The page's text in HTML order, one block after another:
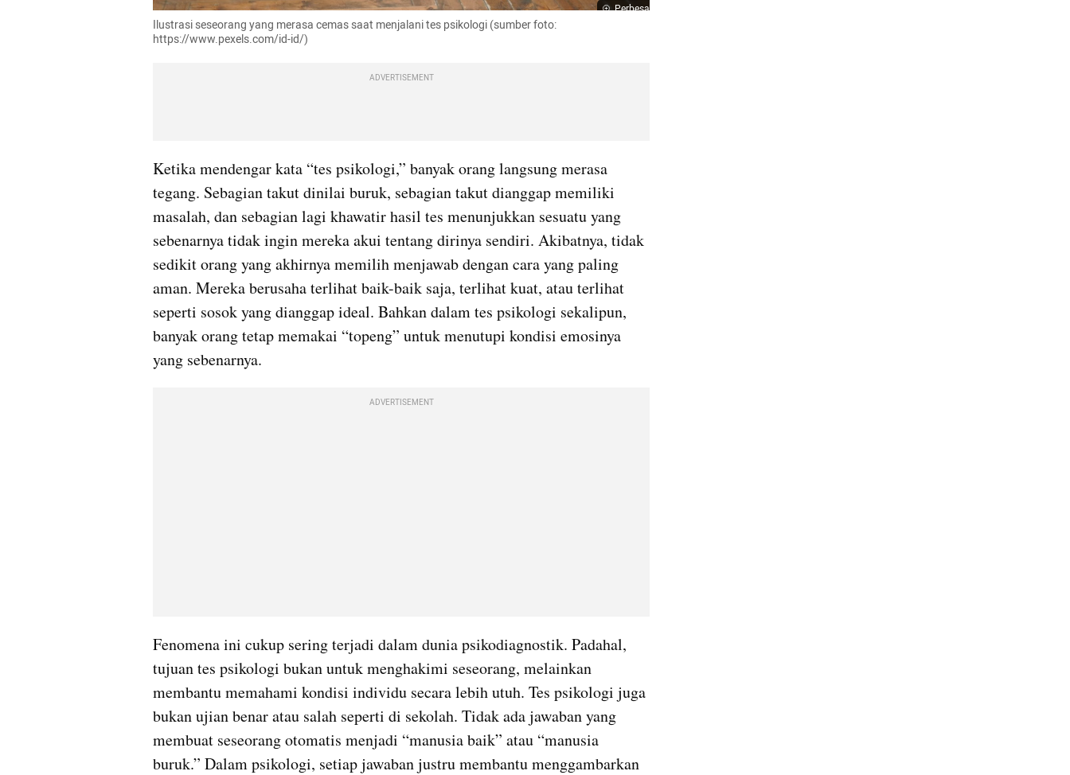
Perbesar
Ilustrasi seseorang yang merasa cemas saat menjalani tes psikologi (sumber foto:
https://www.pexels.com/id-id/)
ADVERTISEMENT
Ketika mendengar kata “tes psikologi,” banyak orang langsung merasa
tegang. Sebagian takut dinilai buruk, sebagian takut dianggap memiliki
masalah, dan sebagian lagi khawatir hasil tes menunjukkan sesuatu yang
sebenarnya tidak ingin mereka akui tentang dirinya sendiri. Akibatnya, tidak
sedikit orang yang akhirnya memilih menjawab dengan cara yang paling
aman. Mereka berusaha terlihat baik-baik saja, terlihat kuat, atau terlihat
seperti sosok yang dianggap ideal. Bahkan dalam tes psikologi sekalipun,
banyak orang tetap memakai “topeng” untuk menutupi kondisi emosinya
yang sebenarnya.
ADVERTISEMENT
Fenomena ini cukup sering terjadi dalam dunia psikodiagnostik. Padahal,
tujuan tes psikologi bukan untuk menghakimi seseorang, melainkan
membantu memahami kondisi individu secara lebih utuh. Tes psikologi juga
bukan ujian benar atau salah seperti di sekolah. Tidak ada jawaban yang
membuat seseorang otomatis menjadi “manusia baik” atau “manusia
buruk.” Dalam psikologi, setiap jawaban justru membantu menggambarkan